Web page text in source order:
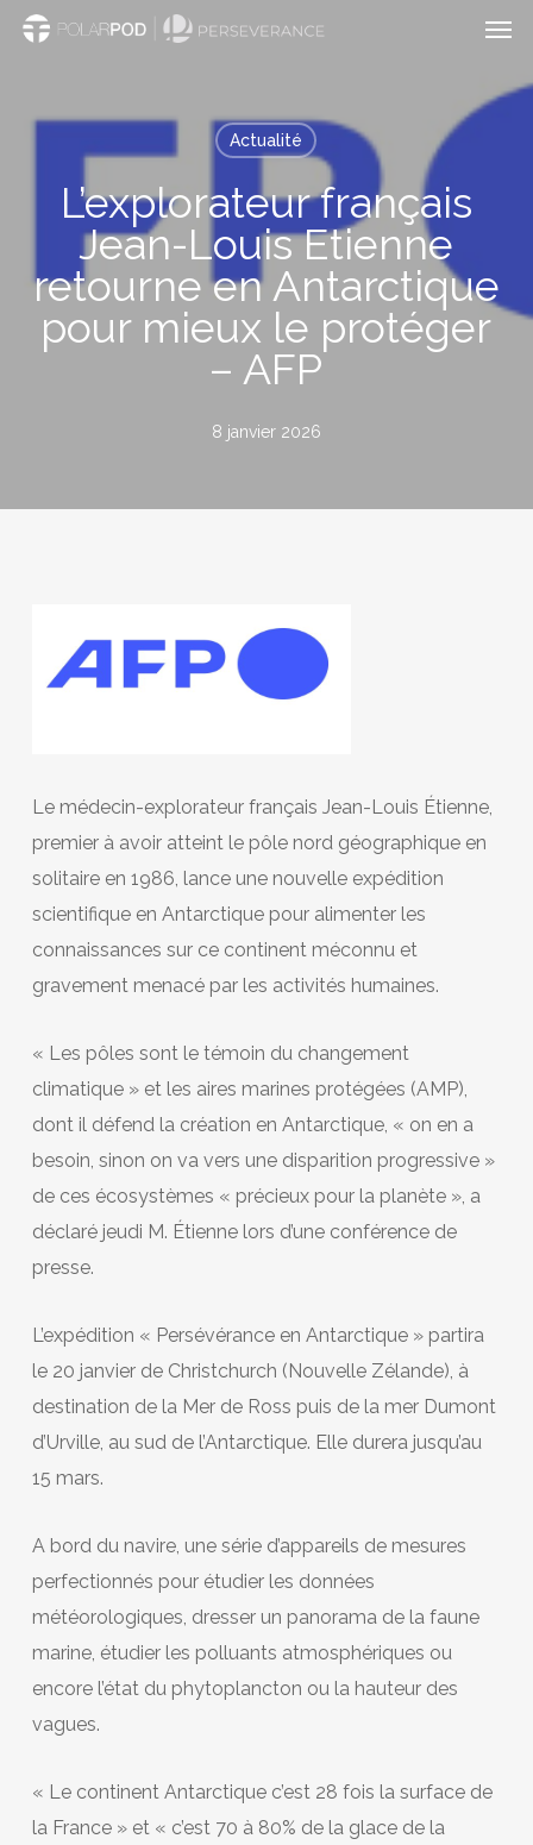
Passer
principal
Actualité
L’explorateur français
Jean-Louis Etienne
retourne en Antarctique
pour mieux le protéger
– AFP
8 janvier 2026
Le médecin-explorateur français Jean-Louis Étienne,
premier à avoir atteint le pôle nord géographique en
solitaire en 1986, lance une nouvelle expédition
scientifique en Antarctique pour alimenter les
connaissances sur ce continent méconnu et
gravement menacé par les activités humaines.
« Les pôles sont le témoin du changement
climatique » et les aires marines protégées (AMP),
dont il défend la création en Antarctique, « on en a
besoin, sinon on va vers une disparition progressive »
de ces écosystèmes « précieux pour la planète », a
déclaré jeudi M. Étienne lors d’une conférence de
presse.
L’expédition « Persévérance en Antarctique » partira
le 20 janvier de Christchurch (Nouvelle Zélande), à
destination de la Mer de Ross puis de la mer Dumont
d’Urville, au sud de l’Antarctique. Elle durera jusqu’au
15 mars.
A bord du navire, une série d’appareils de mesures
perfectionnés pour étudier les données
météorologiques, dresser un panorama de la faune
marine, étudier les polluants atmosphériques ou
encore l’état du phytoplancton ou la hauteur des
vagues.
« Le continent Antarctique c’est 28 fois la surface de
la France » et « c’est 70 à 80% de la glace de la